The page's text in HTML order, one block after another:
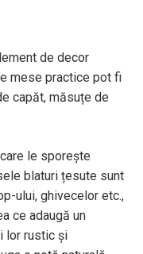
de decor
mese practice pot fi
capăt, măsuțe de
le sporește
blaturi țesute sunt
ului, ghivecelor etc.,
ce adaugă un
lor rustic și